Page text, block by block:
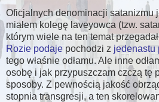
Oficjalnych denominacji satanizmu
miałem kolegę laveyowca (tzw.
którym wiele na ten temat
Rozie podaje pochodzi z jedenastu
tego właśnie odłamu. Ale inne
osobę i jak przypuszczam czczą tę
sposoby. Z pewnością jakość
stopnia transgresji, a ten